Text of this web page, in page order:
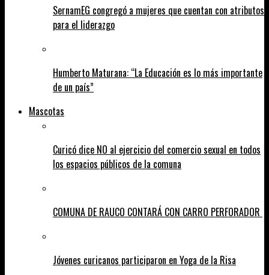
SernamEG congregó a mujeres que cuentan con atributos
para el liderazgo
Humberto Maturana: “La Educación es lo más importante
de un país”
Mascotas
Curicó dice NO al ejercicio del comercio sexual en todos
los espacios públicos de la comuna
COMUNA DE RAUCO CONTARÁ CON CARRO PERFORADOR
Jóvenes curicanos participaron en Yoga de la Risa